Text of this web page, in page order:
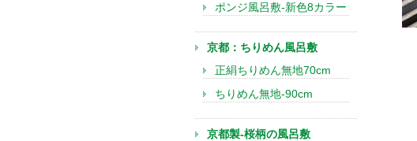
ポンジ風呂敷-新色8カラー
京都：ちりめん風呂敷
正絹ちりめん無地70cm
ちりめん無地-90cm
京都製-桜柄の風呂敷